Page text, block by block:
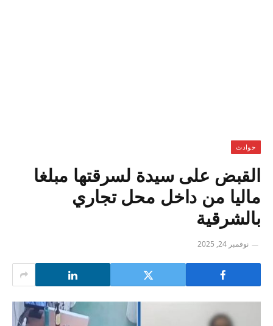
حوادث
القبض على سيدة لسرقتها مبلغا
ماليا من داخل محل تجاري
بالشرقية
نوفمبر 24, 2025